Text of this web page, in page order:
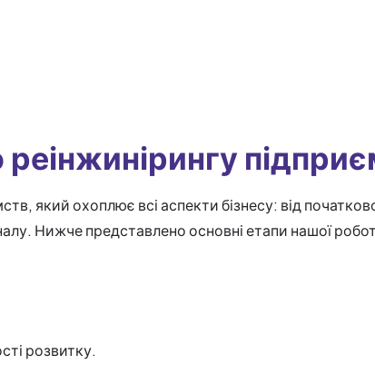
який охоплює всі аспекти бізнесу: від
Нижче представлено основні етапи нашої
розвитку.